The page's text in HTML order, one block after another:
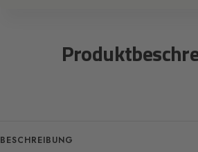
BESCHREIBUNG